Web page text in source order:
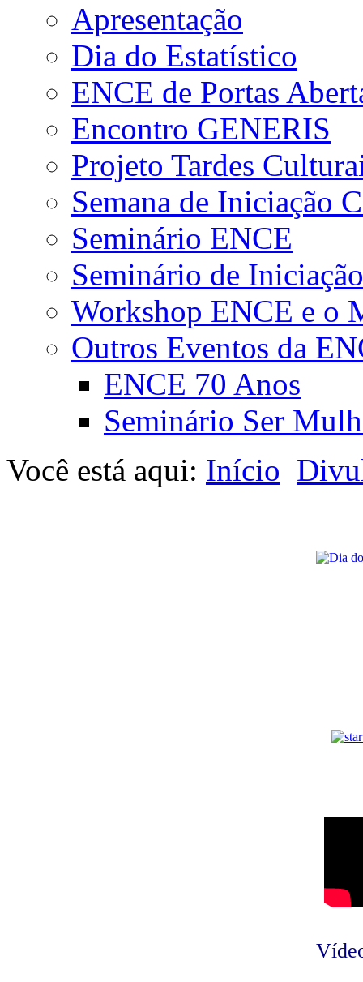
Apresentação
Dia do Estatístico
ENCE de Portas
Encontro GENERIS
Projeto Tardes
Semana de Iniciação
Seminário ENCE
Seminário de
Workshop ENCE e o
Outros Eventos da
ENCE 70 Anos
Seminário Ser
Você está aqui: Início